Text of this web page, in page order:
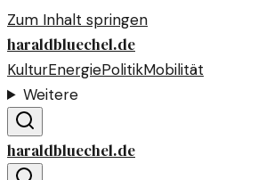
Zum Inhalt springen
haraldbluechel.de
KulturEnergiePolitikMobilität
Weitere
haraldbluechel.de